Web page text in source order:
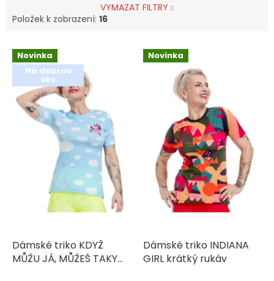
VYMAZAT FILTRY
Položek k zobrazení: 16
V Novinka
Na dobrou
věc
Dámské triko KDYŽ
MŮŽU JÁ, MŮŽEŠ TAKY
Novinka
Dámské triko INDIANA
GIRL krátký rukáv